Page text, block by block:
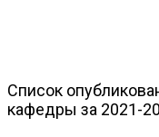
Список
кафедры за 2021-